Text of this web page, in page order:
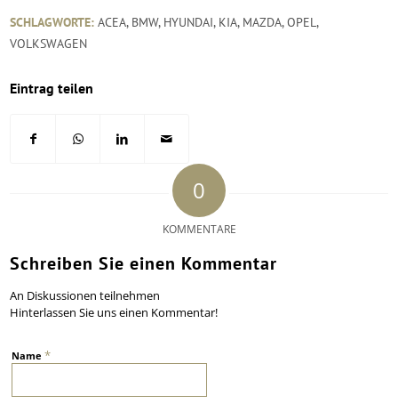
SCHLAGWORTE: ACEA, BMW, HYUNDAI, KIA, MAZDA,OPEL,
VOLKSWAGEN
Eintrag teilen
0
KOMMENTARE
Schreiben Sie einen Kommentar
An Diskussionen teilnehmen
Hinterlassen Sie uns einen Kommentar!
Name*